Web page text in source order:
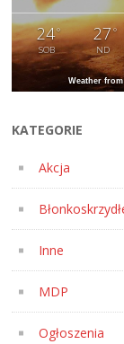
24°
SOB
27°
ND
Weather
KATEGORIE
Akcja
Inne
MDP
Ogłoszenia